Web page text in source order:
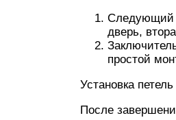
Следующий
дверь,
простой
Установка
После